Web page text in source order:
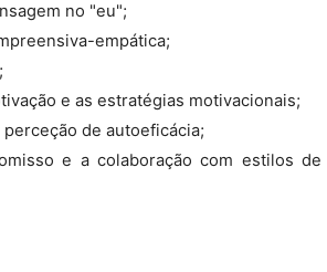
no "eu";
empática;
e as estratégias motivacionais;
de autoeficácia;
e a colaboração com estilos de